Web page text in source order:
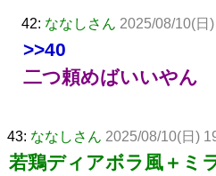
42: ななしさん 2025/08/10(日
>>40
二つ頼めばいいやん
43: ななしさん 2025/08/10(日)
若鶏ディアボラ風＋ミ